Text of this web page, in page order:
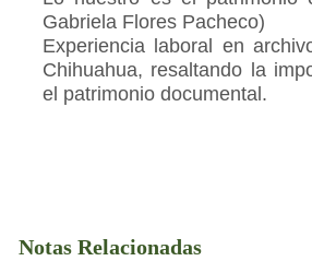
Gabriela Flores Pacheco)
Experiencia laboral en
Chihuahua, resaltando la
el patrimonio documental.
Notas Relacionadas